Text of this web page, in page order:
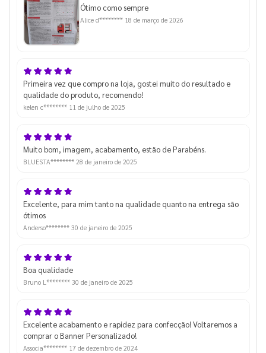
Ótimo como sempre
Alice d******** 18 de março de 2026
Primeira vez que compro na loja, gostei muito do resultado e
qualidade do produto, recomendo!
kelen c******** 11 de julho de 2025
Muito bom, imagem, acabamento, estão de Parabéns.
BLUESTA******** 28 de janeiro de 2025
Excelente, para mim tanto na qualidade quanto na entrega são
ótimos
Anderso******** 30 de janeiro de 2025
Boa qualidade
Bruno L******** 30 de janeiro de 2025
Excelente acabamento e rapidez para confecção! Voltaremos a
comprar o Banner Personalizado!
Associa******** 17 de dezembro de 2024